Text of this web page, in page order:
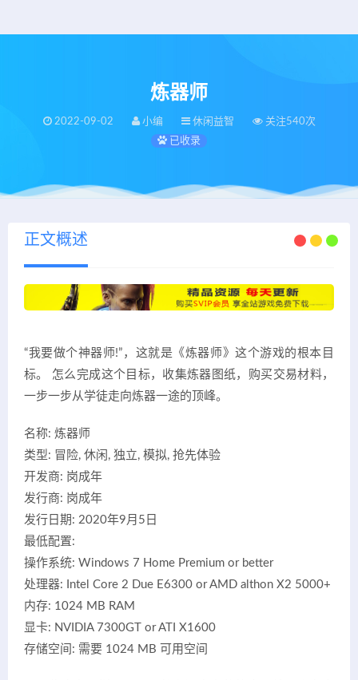
炼器师
2022-09-02 小编 休闲益智
关注540次
已收录
正文概述
“我要做个神器师!”，这就是《炼器师》这个游戏的根本目
标。 怎么完成这个目标，收集炼器图纸，购买交易材料，
一步一步从学徒走向炼器一途的顶峰。
名称: 炼器师
类型: 冒险, 休闲, 独立, 模拟, 抢先体验
开发商: 岗成年
发行商: 岗成年
发行日期: 2020年9月5日
最低配置:
操作系统: Windows 7 Home Premium or better
处理器: Intel Core 2 Due E6300 or AMD althon X2 5000+
内存: 1024 MB RAM
显卡: NVIDIA 7300GT or ATI X1600
存储空间: 需要 1024 MB 可用空间